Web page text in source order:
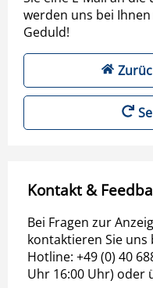
werden uns bei
Geduld!
Kontakt &
Bei Fragen zur
kontaktieren Sie
Hotline: +49 (0) 40
Uhr 16:00 Uhr) oder